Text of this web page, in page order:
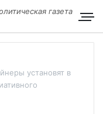
газета
установят в